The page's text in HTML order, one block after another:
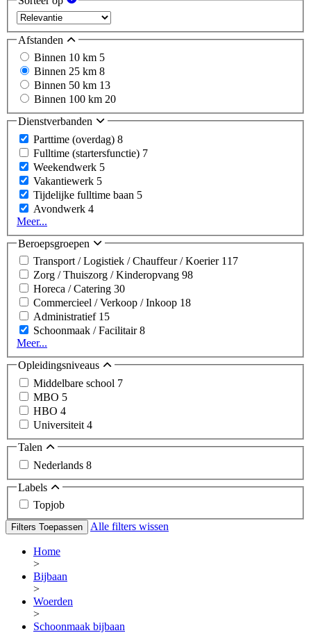
Afstanden
Binnen 10 km 5
Binnen 25 km 8
Binnen 50 km 13
Binnen 100 km 20
Dienstverbanden
Parttime (overdag) 8
Fulltime (startersfunctie) 7
Weekendwerk 5
Vakantiewerk 5
Tijdelijke fulltime baan 5
Avondwerk 4
Meer...
Beroepsgroepen
Transport / Logistiek / Chauffeur / Koerier 117
Zorg / Thuiszorg / Kinderopvang 98
Horeca / Catering 30
Commercieel / Verkoop / Inkoop 18
Administratief 15
Schoonmaak / Facilitair8
Meer...
Opleidingsniveaus
Middelbare school 7
MBO 5
HBO 4
Universiteit 4
Talen
Nederlands 8
Labels
Topjob
Filters Toepassen Alle filters wissen
Home
>
Bijbaan
>
Woerden
>
Schoonmaak bijbaan